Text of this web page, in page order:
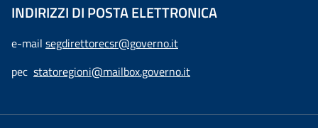
INDIRIZZI DI POSTA ELETTRONICA
e-mail segdirettorecsr@governo.it
pec statoregioni@mailbox.governo.it